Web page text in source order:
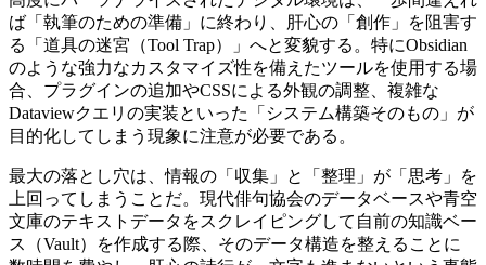
ば「執筆のための準備」に終わり、肝心の「創作」を阻害す
る「道具の迷宮（Tool Trap）」へと変貌する。特にObsidian
のような強力なカスタマイズ性を備えたツールを使用する場
合、プラグインの追加やCSSによる外観の調整、複雑な
Dataviewクエリの実装といった「システム構築そのもの」が
目的化してしまう現象に注意が必要である。
最大の落とし穴は、情報の「収集」と「整理」が「思考」を
上回ってしまうことだ。現代俳句協会のデータベースや青空
文庫のテキストデータをスクレイピングして自前の知識ベー
ス（Vault）を作成する際、そのデータ構造を整えることに